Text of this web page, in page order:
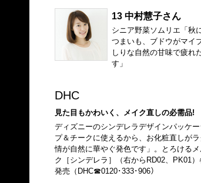
13 中村慧子さん
シニア野菜ソムリエ「秋
つまいも、ブドウがマイ
しりな自然の甘味で疲れ
す」
DHC
見た目もかわいく、メイク直しの必需品!
ディズニーのシンデレラデザインパッケ
プ＆チークに使えるから、お化粧直しが
情が自然に華やぐ発色です」。とろける
ク［シンデレラ］（右からRD02、PK01
発売（DHC☎0120･333･906）